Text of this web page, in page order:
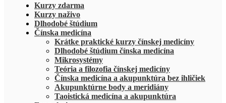
Kurzy zdarma
Kurzy naživo
Dlhodobé štúdium
Čínska medicína
Krátke praktické kurzy čínskej medicíny
Dlhodobé štúdium čínska medicína
Mikrosystémy
Teória a filozofia čínskej medicíny
Čínska medicína a akupunktúra bez ihličiek
Akupunktúrne body a meridiány
Taoistická medicína a akupunktúra